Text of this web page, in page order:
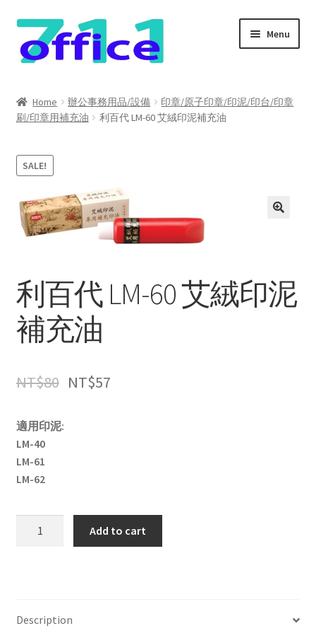
Skip
to
navigation
Skip
to
content
Menu
我的帳號
結帳
聯絡我們
購物車
防詐騙聲明
Home 辦公事務用品/設備
印章/原子印章/印泥/印台/印章
刷/印章用補充油
利百代 LM-60 艾絨印泥補充油
SALE!
利百代 LM-60 艾絨印泥
補充油
NT$80 NT$57
適用印泥:
LM-40
LM-61
LM-62
Add to cart
Description